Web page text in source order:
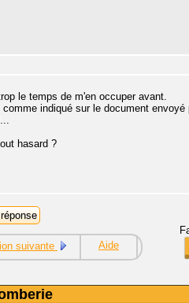
le temps de m'en occuper avant.
indiqué sur le document
hasard ?
suivante Aide